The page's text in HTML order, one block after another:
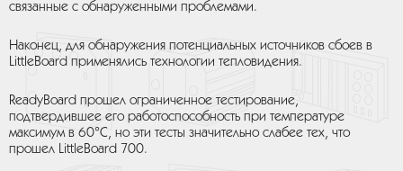
связанные с обнаруженными проблемами.
Наконец, для обнаружения потенциальных источников сбоев в
LittleBoard применялись технологии тепловидения.
ReadyBoard прошел ограниченное тестирование,
подтвердившее его работоспособность при температуре
максимум в 60°С, но эти тесты значительно слабее тех, что
прошел LittleBoard 700.